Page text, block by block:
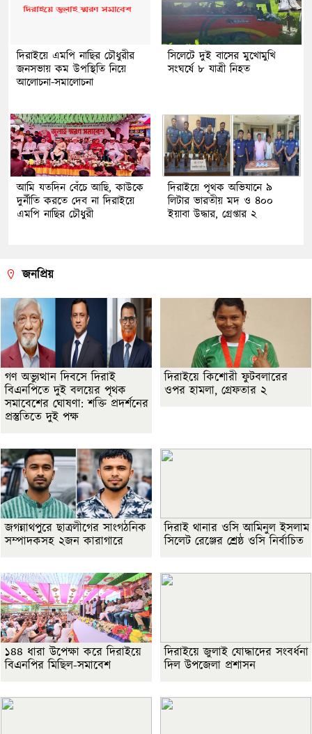
দিরাইয়ে এমপি নাছির চৌধুরীর
জনসভায় কম উপস্থিতি নিয়ে
আলোচনা-সমালোচনা
সিলেটে দুই বাসের মুখোমুখি
সংঘর্ষে ৮ যাত্রী নিহত
আমি যতদিন বেঁচে আছি, কাউকে
দুর্নীতি করতে দেব না দিরাইয়ে
এমপি নাছির চৌধুরী
দিরাইয়ে পৃথক অভিযানে ৯
লিটার ভারতীয় মদ ও ৪০০
ইয়াবা উদ্ধার, গ্রেপ্তার ২
জনপ্রিয়
গণ অভ্যুত্থান দিবসে দিরাই
বিএনপিতে দুই বলয়ের পৃথক
সমাবেশের ঘোষণা: শক্তি প্রদর্শনের
প্রস্তুতিতে দুই পক্ষ
দিরাইয়ে কিশোরী ফুটবলারের
ওপর হামলা, গ্রেফতার ২
জগন্নাথপুরে ছাত্রলীগের সাংগঠনিক
সম্পাদকসহ ২জন কারাগারে
দিরাই থানার ওসি আমিনুল ইসলাম
সিলেট রেঞ্জের শ্রেষ্ঠ ওসি নির্বাচিত
১৪৪ ধারা উপেক্ষা করে দিরাইয়ে
বিএনপির মিছিল-সমাবেশ
দিরাইয়ে জুলাই যোদ্ধাদের সংবর্ধনা
দিল উপজেলা প্রশাসন